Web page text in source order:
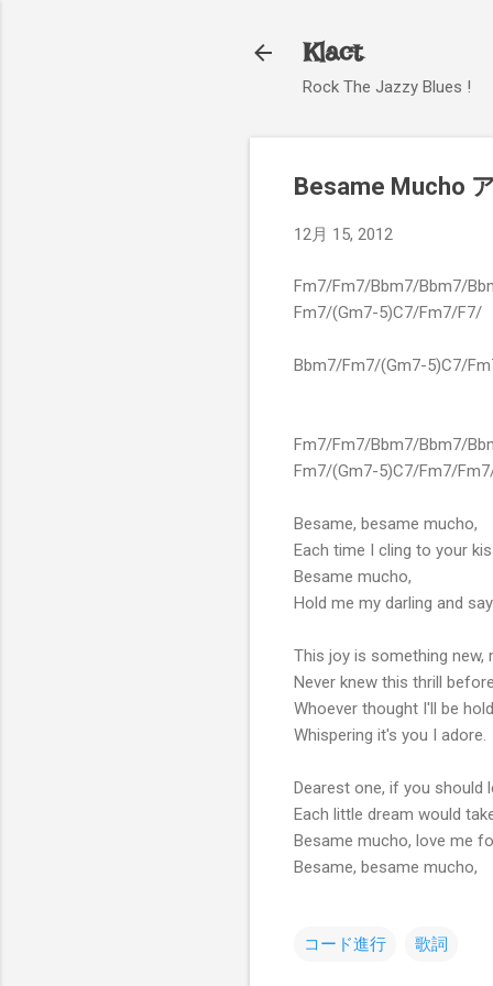
Klact
Rock The Jazzy Blues !
Besame Mucho
12月 15, 2012
Fm7/Fm7/Bbm7/Bbm7/
Fm7/(Gm7-5)C7/Fm7/F7/
Bbm7/Fm7/(Gm7-5)C7/
Fm7/Fm7/Bbm7/Bbm7/
Fm7/(Gm7-5)C7/Fm7/
Besame, besame mucho,
Each time I cling to your
Besame mucho,
Hold me my darling and
This joy is something new,
Never knew this thrill before.
Whoever thought I'll be
Whispering it's you I adore.
Dearest one, if you should
Each little dream would
Besame mucho, love me
Besame, besame mucho,
コード進行 歌詞